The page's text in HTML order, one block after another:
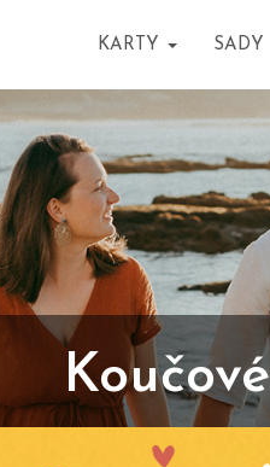
KARTY SADY
Koučové